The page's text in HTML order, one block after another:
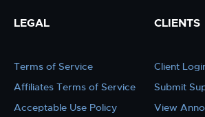
LEGAL
Terms of Service
Affiliates Terms of Service
Acceptable Use Policy
CLIENTS
Client
Submit
View